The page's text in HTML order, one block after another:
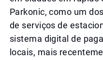
Parkonic, como um
de serviços de
sistema digital de
locais, mais